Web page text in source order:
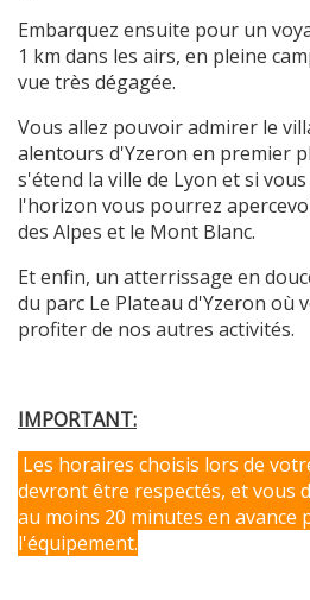
Embarquez ensuite pour un
1 km dans les airs, en pleine
vue très dégagée.
Vous allez pouvoir admirer le
alentours d'Yzeron en premier
s'étend la ville de Lyon et si
l'horizon vous pourrez
des Alpes et le Mont Blanc.
Et enfin, un atterrissage en
du parc Le Plateau d'Yzeron où
profiter de nos autres activités.
IMPORTANT:
Les horaires choisis lors de
devront être respectés, et vous
au moins 20 minutes en avance
l'équipement.